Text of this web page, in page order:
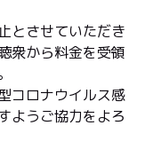
とさせていただき
衆から料金を受領
コロナウイルス感
ようご協力をよろ